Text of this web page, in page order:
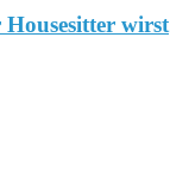
wirst